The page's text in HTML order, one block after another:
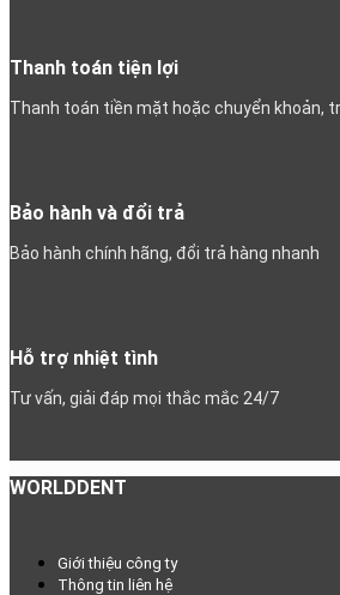
Thanh toán tiện lợi
Thanh toán tiền mặt hoặc chuyển khoản,
Bảo hành và đổi trả
Bảo hành chính hãng, đổi trả hàng nhanh
Hỗ trợ nhiệt tình
Tư vấn, giải đáp mọi thắc mắc 24/7
WORLDDENT
Giới thiệu công ty
Thông tin liên hệ